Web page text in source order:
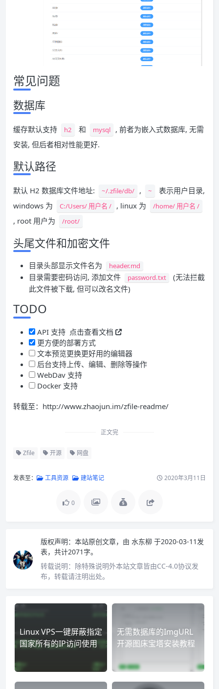
常见问题
数据库
缓存默认支持 h2 和 mysql
, 前者为嵌入式数据库, 无需
安装, 但后者相对性能更好.
默认路径
默认 H2 数据库文件地址: ~/.zfile/db/ , ~
表示用户目录,
windows 为
C:/Users/ 用户名 / , linux 为 /home/ 用户名 /
, root 用户为 /root/
头尾文件和加密文件
目录头部显示文件名为 header.md
目录需要密码访问, 添加文件 password.txt
(无法拦截
此文件被下载, 但可以改名文件)
TODO
API 支持 点击查看文档
更方便的部署方式
文本预览更换更好用的编辑器
后台支持上传、编辑、删除等操作
WebDav 支持
Docker 支持
转载至：http://www.zhaojun.im/zfile-readme/
正文完
Zfile 开源 网盘
发表至： 工具资源 建站笔记 2020年3月11日
0
版权声明： 本站原创文章，由 水东柳 于2020-03-11发
表，共计2071字。
转载说明： 除特殊说明外本站文章皆由CC-4.0协议发
布，转载请注明出处。
Linux VPS一键屏蔽指定
国家所有的IP访问使用
无需数据库的ImgURL
开源图床宝塔安装教程